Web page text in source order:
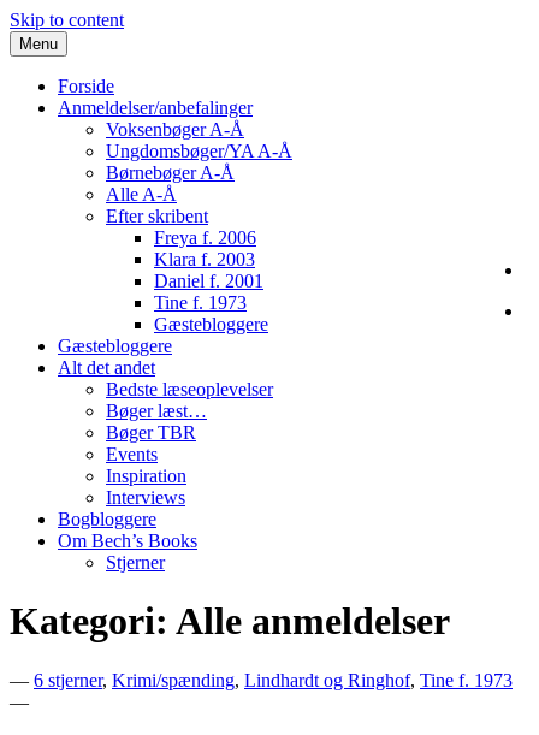
Skip to content
Menu
Forside
Anmeldelser/anbefalinger
Voksenbøger A-Å
Ungdomsbøger/YA A-Å
Børnebøger A-Å
Alle A-Å
Efter skribent
Freya f. 2006
Klara f. 2003
Daniel f. 2001
Tine f. 1973
Gæstebloggere
Gæstebloggere
Alt det andet
Bedste læseoplevelser
Bøger læst…
Bøger TBR
Events
Inspiration
Interviews
Bogbloggere
Om Bech’s Books
Stjerner
Bech's Books
Bogblog – Vi ♥ Bøger
Kategori: Alle anmeldelser
— 6 stjerner, Krimi/spænding, Lindhardt og Ringhof, Tine f. 1973
—